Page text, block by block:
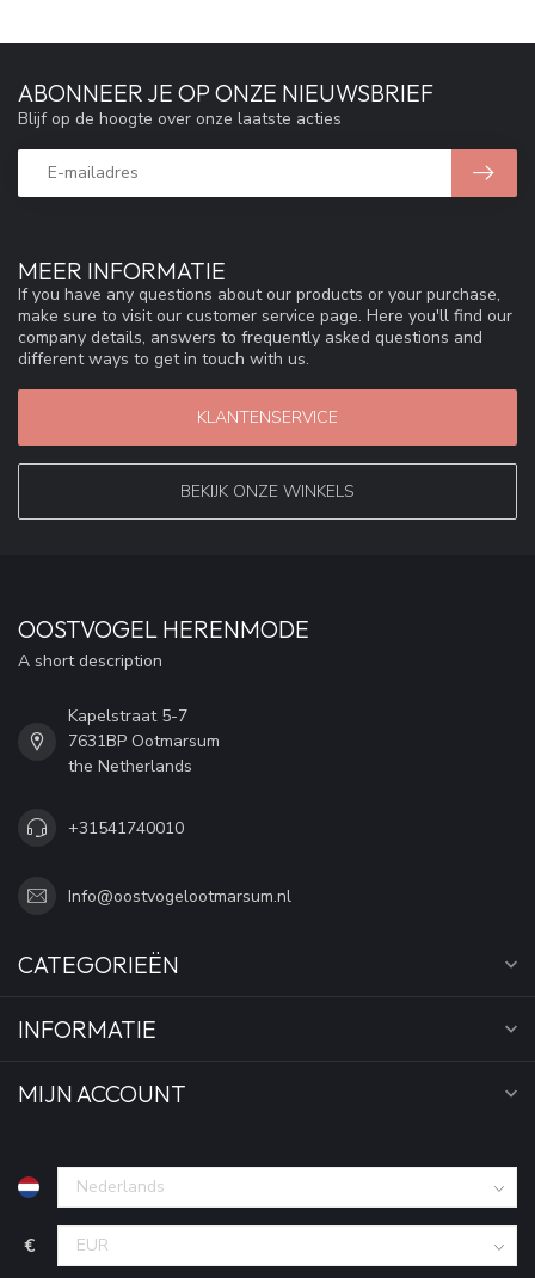
MEER INFORMATIE
If you have any questions about our products or your purchase,
make sure to visit our customer service page. Here you'll find our
company details, answers to frequently asked questions and
different ways to get in touch with us.
KLANTENSERVICE
BEKIJK ONZE WINKELS
ABONNEER JE OP ONZE NIEUWSBRIEF
Blijf op de hoogte over onze laatste acties
OOSTVOGEL HERENMODE
A short description
Kapelstraat 5-7
7631BP Ootmarsum
the Netherlands
+31541740010
Info@oostvogelootmarsum.nl
CATEGORIEËN
INFORMATIE
MIJN ACCOUNT
€